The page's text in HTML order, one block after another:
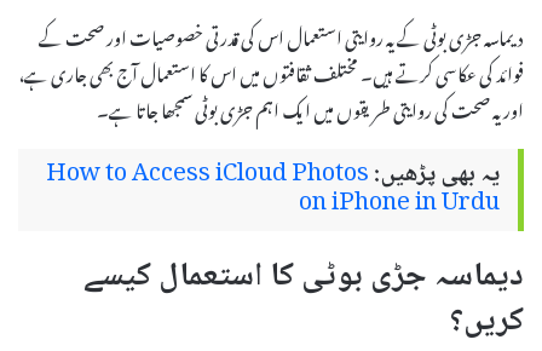
دیماسہ جڑی بوٹی کے یہ روایتی استعمال اس کی قدرتی خصوصیات اور صحت کے
فوائد کی عکاسی کرتے ہیں۔ مختلف ثقافتوں میں اس کا استعمال آج بھی جاری ہے،
اور یہ صحت کی روایتی طریقوں میں ایک اہم جڑی بوٹی سمجھا جاتا ہے۔
یہ بھی پڑھیں:How to Access iCloud Photos
on iPhone in Urdu
دیماسہ جڑی بوٹی کا استعمال کیسے
کریں؟